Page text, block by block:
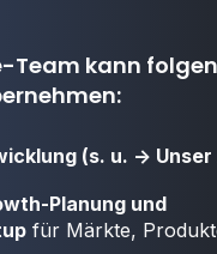
Team kann
(s. u. ->
Planung und
für Märkte,